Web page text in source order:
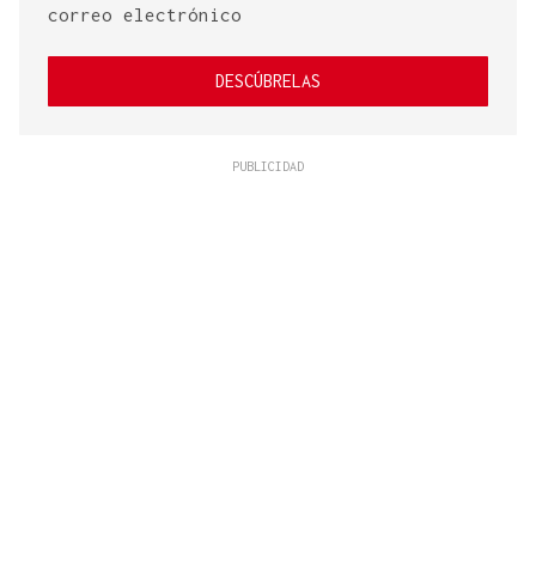
correo electrónico
DESCÚBRELAS